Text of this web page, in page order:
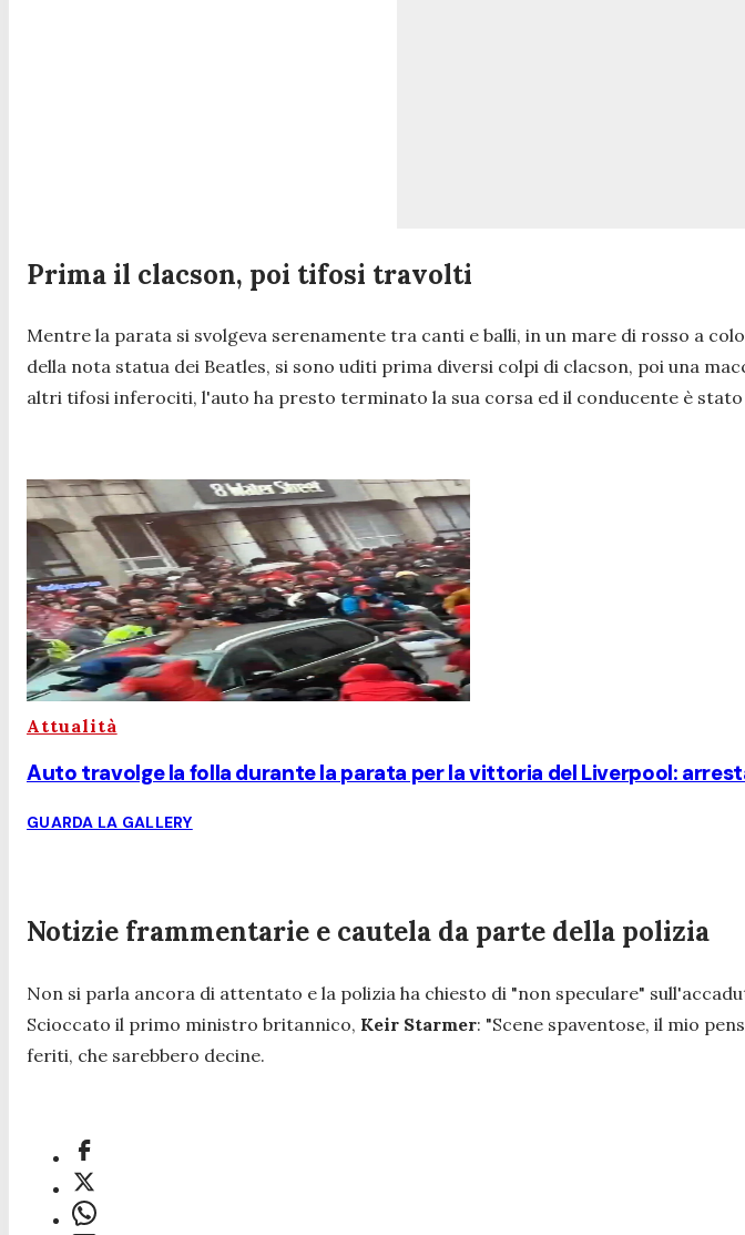
Prima il clacson, poi tifosi travolti
Mentre la parata si svolgeva serenamente tra canti e balli, in un mare di rosso a
della nota statua dei Beatles, si sono uditi prima diversi colpi di clacson, poi una
altri tifosi inferociti, l'auto ha presto terminato la sua corsa ed il conducente è
Attualità
Auto travolge la folla durante la parata per la vittoria del Liverpool:
GUARDA LA GALLERY
Notizie frammentarie e cautela da parte della polizia
Non si parla ancora di attentato e la polizia ha chiesto di "non speculare"
Scioccato il primo ministro britannico, Keir Starmer: "Scene spaventose, il mio
feriti, che sarebbero decine.